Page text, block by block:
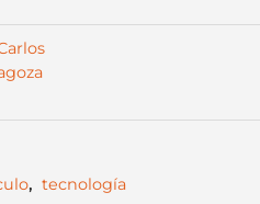
, tecnología